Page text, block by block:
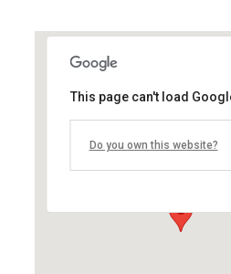
Площад България 1 -
This page can't load
Do you own this website?